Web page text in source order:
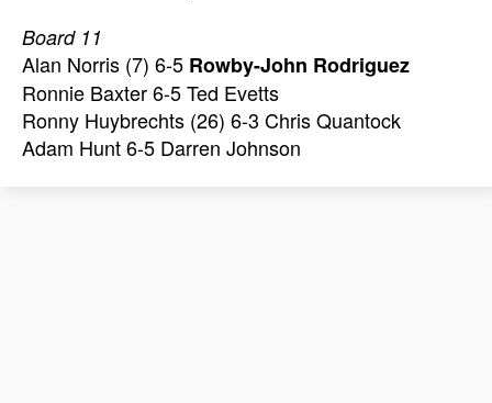
Board 11
Alan Norris (7) 6-5 Rowby-John Rodriguez
Ronnie Baxter 6-5 Ted Evetts
Ronny Huybrechts (26) 6-3 Chris Quantock
Adam Hunt 6-5 Darren Johnson